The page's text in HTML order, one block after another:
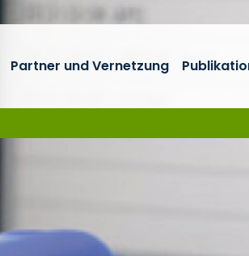
Partner und Vernetzung